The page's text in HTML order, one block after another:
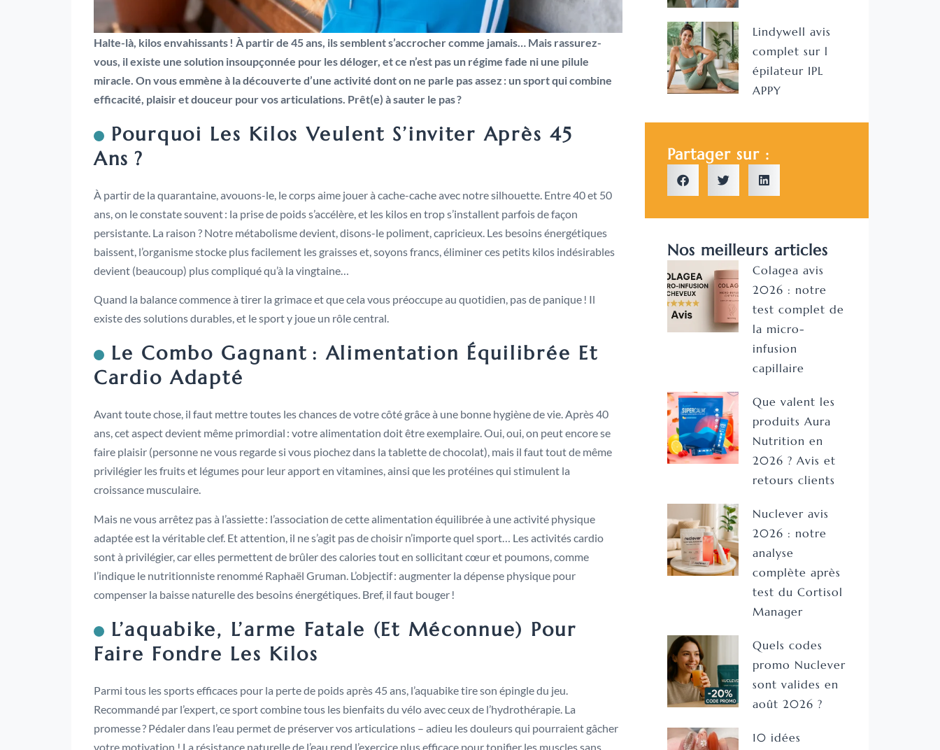
Halte-là, kilos envahissants ! À partir de 45 ans, ils semblent s’accrocher comme jamais… Mais rassurez-
vous, il existe une solution insoupçonnée pour les déloger, et ce n’est pas un régime fade ni une pilule
miracle. On vous emmène à la découverte d’une activité dont on ne parle pas assez : un sport qui combine
efficacité, plaisir et douceur pour vos articulations. Prêt(e) à sauter le pas ?
Pourquoi Les Kilos Veulent S’inviter Après 45
Ans ?
À partir de la quarantaine, avouons-le, le corps aime jouer à cache-cache avec notre silhouette. Entre 40 et 50
ans, on le constate souvent : la prise de poids s’accélère, et les kilos en trop s’installent parfois de façon
persistante. La raison ? Notre métabolisme devient, disons-le poliment, capricieux. Les besoins énergétiques
baissent, l’organisme stocke plus facilement les graisses et, soyons francs, éliminer ces petits kilos indésirables
devient (beaucoup) plus compliqué qu’à la vingtaine…
Quand la balance commence à tirer la grimace et que cela vous préoccupe au quotidien, pas de panique ! Il
existe des solutions durables, et le sport y joue un rôle central.
Le Combo Gagnant : Alimentation Équilibrée Et
Cardio Adapté
Avant toute chose, il faut mettre toutes les chances de votre côté grâce à une bonne hygiène de vie. Après 40
ans, cet aspect devient même primordial : votre alimentation doit être exemplaire. Oui, oui, on peut encore se
faire plaisir (personne ne vous regarde si vous piochez dans la tablette de chocolat), mais il faut tout de même
privilégier les fruits et légumes pour leur apport en vitamines, ainsi que les protéines qui stimulent la
croissance musculaire.
Mais ne vous arrêtez pas à l’assiette : l’association de cette alimentation équilibrée à une activité physique
adaptée est la véritable clef. Et attention, il ne s’agit pas de choisir n’importe quel sport… Les activités cardio
sont à privilégier, car elles permettent de brûler des calories tout en sollicitant cœur et poumons, comme
l’indique le nutritionniste renommé Raphaël Gruman. L’objectif : augmenter la dépense physique pour
compenser la baisse naturelle des besoins énergétiques. Bref, il faut bouger !
L’aquabike, L’arme Fatale (et Méconnue) Pour
Faire Fondre Les Kilos
Parmi tous les sports efficaces pour la perte de poids après 45 ans, l’aquabike tire son épingle du jeu.
Recommandé par l’expert, ce sport combine tous les bienfaits du vélo avec ceux de l’hydrothérapie. La
promesse ? Pédaler dans l’eau permet de préserver vos articulations – adieu les douleurs qui pourraient gâcher
votre motivation ! La résistance naturelle de l’eau rend l’exercice plus efficace pour tonifier les muscles sans
Lindywell avis
complet sur l
épilateur IPL
APPY
Partager sur :
Nos meilleurs articles
Colagea avis
2026 : notre
test complet de
la micro-
infusion
capillaire
Que valent les
produits Aura
Nutrition en
2026 ? Avis et
retours clients
Nuclever avis
2026 : notre
analyse
complète après
test du Cortisol
Manager
Quels codes
promo Nuclever
sont valides en
août 2026 ?
10 idées